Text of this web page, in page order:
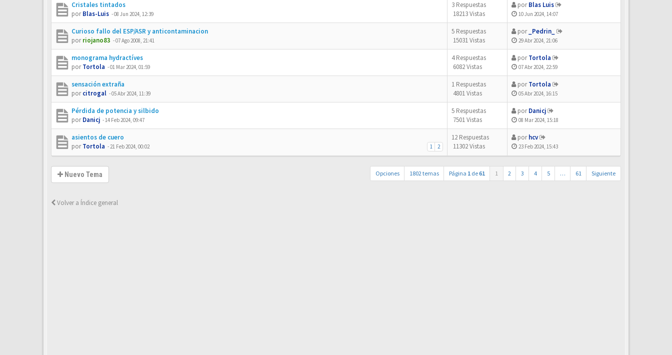
Cristales tintados
porBlas-Luis -08 Jun 2024, 12:39
3 Respuestas
18213 Vistas
porBlas Luis
10 Jun 2024, 14:07
Curioso fallo del ESP/ASR y anticontaminacion
porriojano83 -07 Ago 2008, 21:41
5 Respuestas
15031 Vistas
por _Pedrin_
29 Abr 2024, 21:06
monograma hydractíves
porTortola -01 Mar 2024, 01:59
4 Respuestas
6082 Vistas
porTortola
07 Abr 2024, 22:59
sensación extraña
porcitrogal -05 Abr 2024, 11:39
1 Respuestas
4801 Vistas
porTortola
05 Abr 2024, 16:15
Pérdida de potencia y silbido
porDanicj -14 Feb 2024, 09:47
5 Respuestas
7501 Vistas
porDanicj
08 Mar 2024, 15:18
asientos de cuero
1 2
porTortola -21 Feb 2024, 00:02
12 Respuestas
11302 Vistas
porhcv
23 Feb 2024, 15:43
Nuevo Tema Opciones 1802 temas Página 1 de61 1 2 3 4 5 … 61 Siguiente
Volver a Índice general